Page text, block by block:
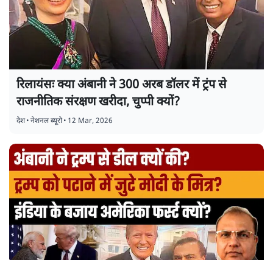
रिलायंसः क्या अंबानी ने 300 अरब डॉलर में ट्रंप से
राजनीतिक संरक्षण खरीदा, चुप्पी क्यों?
देश•नेशनल ब्यूरो• 12 Mar, 2026